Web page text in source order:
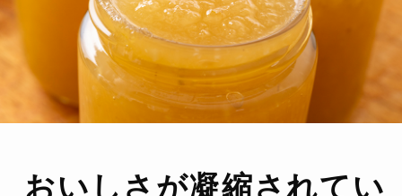
おいしさが凝縮されてい